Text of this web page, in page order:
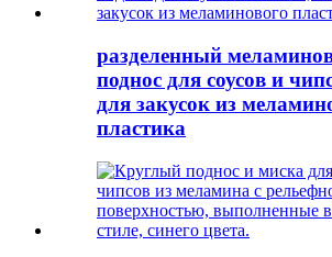
разделенный
поднос для соусов и
для закусок из
пластика